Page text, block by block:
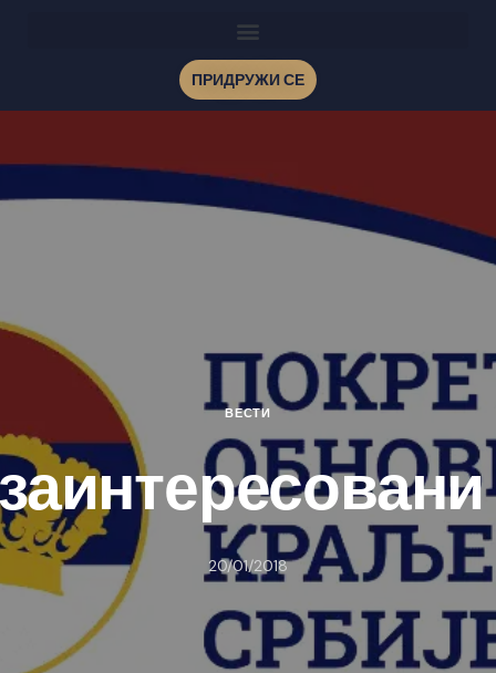
ПРИДРУЖИ СЕ
ВЕСТИ
20/01/2018